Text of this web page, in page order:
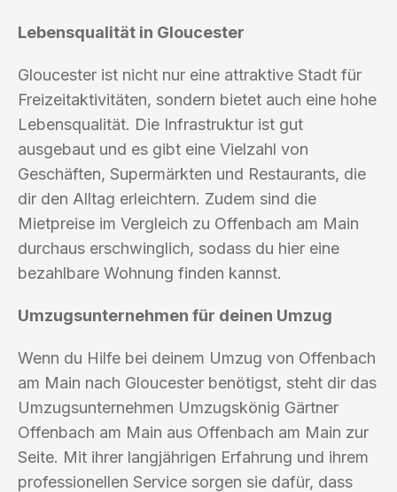
Lebensqualität in Gloucester
Gloucester ist nicht nur eine attraktive Stadt für
Freizeitaktivitäten, sondern bietet auch eine hohe
Lebensqualität. Die Infrastruktur ist gut
ausgebaut und es gibt eine Vielzahl von
Geschäften, Supermärkten und Restaurants, die
dir den Alltag erleichtern. Zudem sind die
Mietpreise im Vergleich zu Offenbach am Main
durchaus erschwinglich, sodass du hier eine
bezahlbare Wohnung finden kannst.
Umzugsunternehmen für deinen Umzug
Wenn du Hilfe bei deinem Umzug von Offenbach
am Main nach Gloucester benötigst, steht dir das
Umzugsunternehmen Umzugskönig Gärtner
Offenbach am Main aus Offenbach am Main zur
Seite. Mit ihrer langjährigen Erfahrung und ihrem
professionellen Service sorgen sie dafür, dass